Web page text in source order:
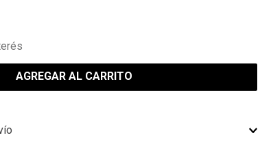
AGREGAR AL CARRITO